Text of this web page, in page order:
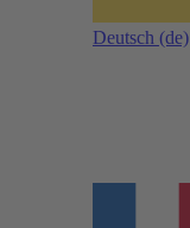
Deutsch (de)